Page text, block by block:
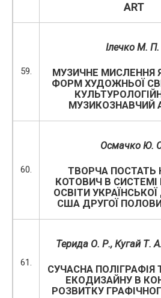
ART
59.
Ілечко М. П.
МУЗИЧНЕ МИСЛЕННЯ
ФОРМ ХУДОЖНЬОЇ
МУЗИКОЗНАВЧИЙ
60.
Осмачко Ю.
ТВОРЧА ПОСТАТЬ
КОТОВИЧ В СИСТЕМІ
ОСВІТИ
США ДРУГОЇ
61.
Терида О. Р., Кугай Т.
СУЧАСНА ПОЛІГРАФІЯ
ЕКОДИЗАЙНУ В
РОЗВИТКУ